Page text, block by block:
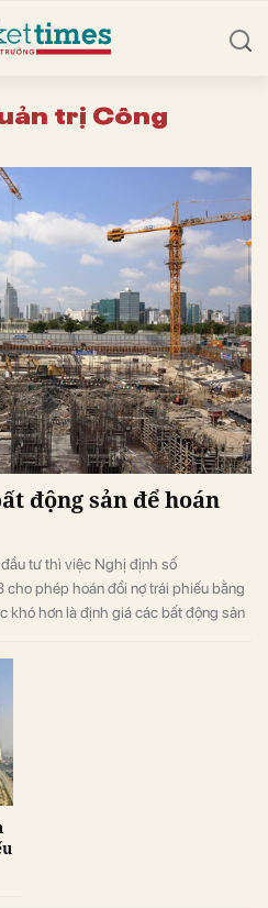
trị Công
động sản để hoán
tư thì việc Nghị định số
phép hoán đổi nợ trái phiếu bằng
khó hơn là định giá các bất động sản